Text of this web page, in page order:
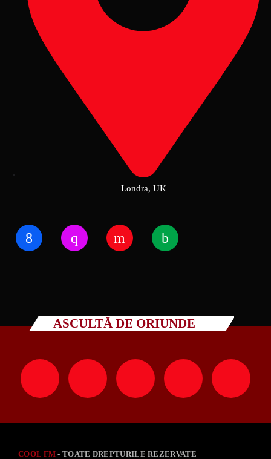
Londra, UK
ASCULTĂ DE ORIUNDE
COOL FM - TOATE DREPTURILE REZERVATE